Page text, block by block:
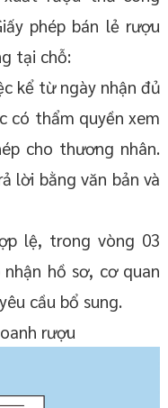
phép bán lẻ rượu
tại chỗ:
kể từ ngày nhận đủ
có thẩm quyền xem
cho thương nhân.
lời bằng văn bản và
lệ, trong vòng 03
hồ sơ, cơ quan
cầu bổ sung.
rượu